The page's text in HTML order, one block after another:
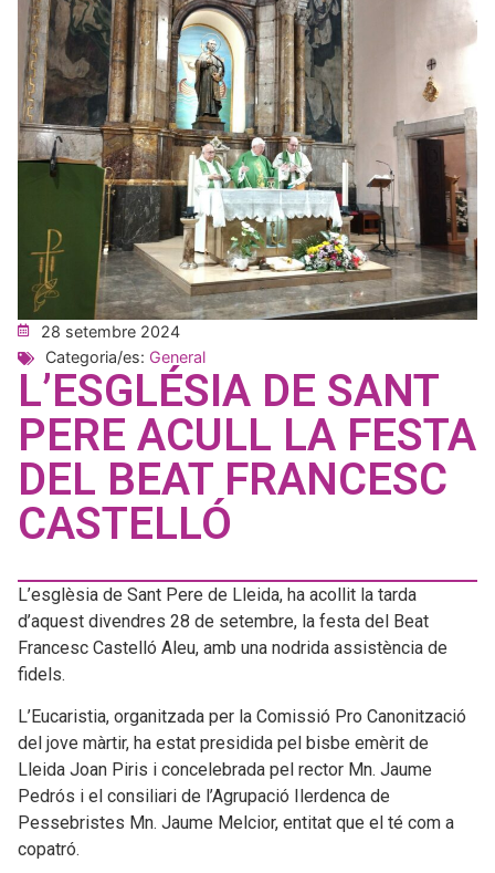
28 setembre 2024
Categoria/es: General
L’ESGLÉSIA DE SANT
PERE ACULL LA FESTA
DEL BEAT FRANCESC
CASTELLÓ
L’esglèsia de Sant Pere de Lleida, ha acollit la tarda
d’aquest divendres 28 de setembre, la festa del Beat
Francesc Castelló Aleu, amb una nodrida assistència de
fidels.
L’Eucaristia, organitzada per la Comissió Pro Canonització
del jove màrtir, ha estat presidida pel bisbe emèrit de
Lleida Joan Piris i concelebrada pel rector Mn. Jaume
Pedrós i el consiliari de l’Agrupació Ilerdenca de
Pessebristes Mn. Jaume Melcior, entitat que el té com a
copatró.